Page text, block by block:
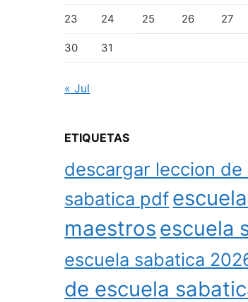
23 24 25 26 27
30 31
« Jul
ETIQUETAS
descargar leccion de
sabatica pdf
maestros escuela
escuela sabatica
de escuela